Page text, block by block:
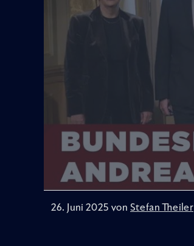
26. Juni 2025 von Stefan Theiler